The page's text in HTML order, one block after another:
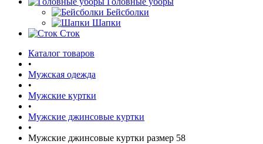
Бейсболки
Шапки
Сток
Каталог товаров
•
Мужская одежда
•
Мужские куртки
•
Мужские джинсовые куртки
•
Мужские джинсовые куртки размер 58